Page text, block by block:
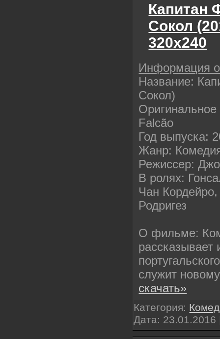
Капитан
Сокол
320х240
Информация
Название:
Сокол)
Falcão
Год выпуска:
Жанр:
Режиссер:
В ролях:
Чан
Родригез
О фильме:
рассказывает
служит
скачать»
Категория:
Дата: 23.01.2016